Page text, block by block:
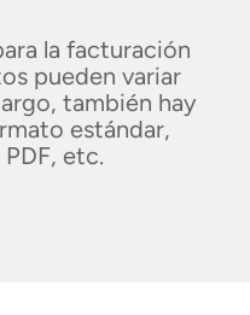
la facturación
pueden variar
también hay
estándar,
etc.